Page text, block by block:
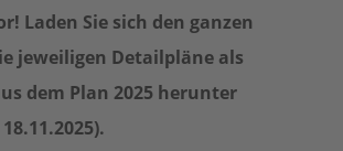
Laden Sie sich den ganzen
jeweiligen Detailpläne als
dem Plan 2025 herunter